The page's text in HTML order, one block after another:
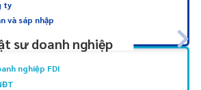
ty
và sáp nhập
sư doanh nghiệp
nghiệp FDI